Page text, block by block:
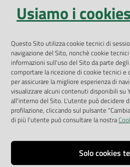
Open Data
App Arpav
Rapporti regionali annuali
Le Infografiche
Dispenser dati
Vai alla pagina
Usiamo i cookies
Questo Sito utilizza cookie tecnici di
navigazione del Sito, nonchè cookie
informazioni sull'uso del Sito da parte
comportare la ricezione di cookie tecnici e
per assicurare la migliore esperienza di
visualizzare alcuni contenuti disponibili su
all'interno del Sito. L'utente può decidere
profilazione, cliccando sul pulsante
di più l'utente può consultare la nostra
Solo cookies